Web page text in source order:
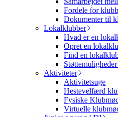
Fordele for
Dokumenter til
Lokalklubber
Hvad er en
Opret en
Find en
Aktiviteter
Aktivitetsuge
Hestevelfærd
Fysiske
Virtuelle